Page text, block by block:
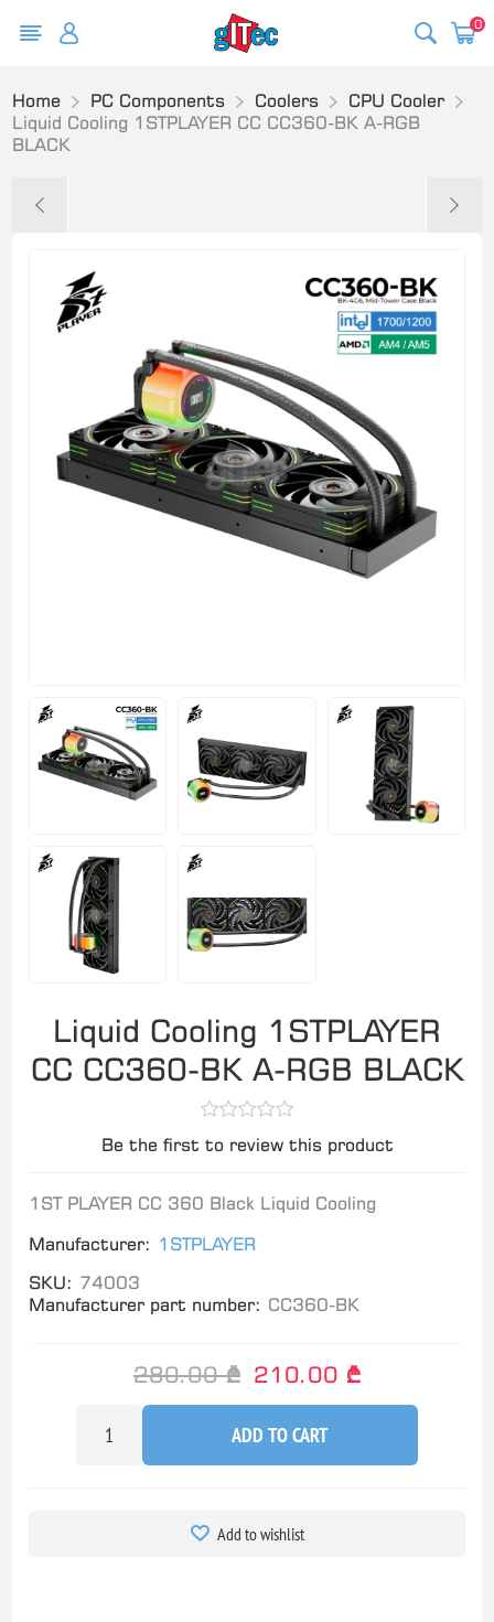
0
Home PC Components Coolers
CPU Cooler
Liquid Cooling 1STPLAYER CC CC360-BK A-RGB
BLACK
Liquid Cooling 1STPLAYER
CC CC360-BK A-RGB BLACK
Be the first to review this product
1ST PLAYER CC 360 Black Liquid Cooling
Manufacturer: 1STPLAYER
SKU: 74003
Manufacturer part number: CC360-BK
280.00 ₾ 210.00 ₾
ADD TO CART
Add to wishlist